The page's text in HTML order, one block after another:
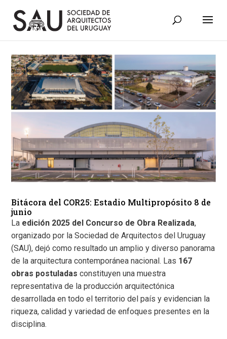
Bitácora del COR25: Estadio Multipropósito 8 de
junio
La edición 2025 del Concurso de Obra Realizada,
organizado por la Sociedad de Arquitectos del Uruguay
(SAU), dejó como resultado un amplio y diverso panorama
de la arquitectura contemporánea nacional. Las 167
obras postuladas constituyen una muestra
representativa de la producción arquitectónica
desarrollada en todo el territorio del país y evidencian la
riqueza, calidad y variedad de enfoques presentes en la
disciplina.